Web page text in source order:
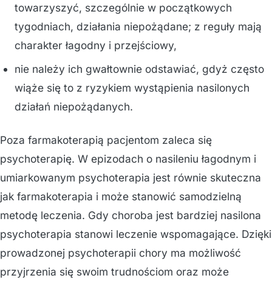
towarzyszyć, szczególnie w początkowych
tygodniach, działania niepożądane; z reguły mają
charakter łagodny i przejściowy,
nie należy ich gwałtownie odstawiać, gdyż często
wiąże się to z ryzykiem wystąpienia nasilonych
działań niepożądanych.
Poza farmakoterapią pacjentom zaleca się
psychoterapię. W epizodach o nasileniu łagodnym i
umiarkowanym psychoterapia jest równie skuteczna
jak farmakoterapia i może stanowić samodzielną
metodę leczenia. Gdy choroba jest bardziej nasilona
psychoterapia stanowi leczenie wspomagające. Dzięki
prowadzonej psychoterapii chory ma możliwość
przyjrzenia się swoim trudnościom oraz może